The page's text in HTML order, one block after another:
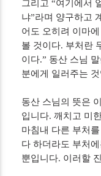
그리고 “여기에서
냐”라며 양구하고
어도 오히려 이마
볼 것이다. 부처란
이다.” 동산 스님
분에게 일러주는
동산 스님의 뜻은
입니다. 깨치고 미
마침내 다른 부처
다 하더라도 부처
뿐입니다. 이러할